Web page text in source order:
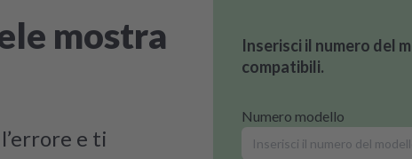
mostra
e ti
Inserisci il numero del
compatibili.
Numero modello